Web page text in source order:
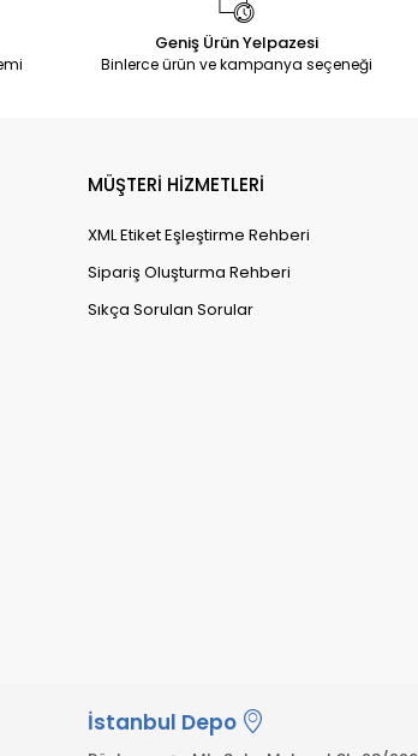
Geniş Ürün Yelpazesi
Binlerce ürün ve kampanya seçeneği
MÜŞTERİ HİZMETLERİ
XML Etiket Eşleştirme Rehberi
Sipariş Oluşturma Rehberi
Sıkça Sorulan Sorular
İstanbul Depo